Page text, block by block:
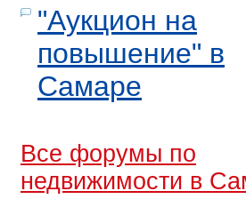
"Аукцион на
повышение" в
Самаре
Все форумы по
недвижимости в